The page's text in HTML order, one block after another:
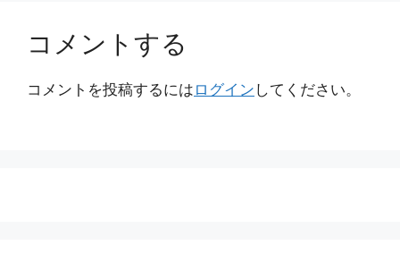
コメントする
コメントを投稿するには ログイン してください。